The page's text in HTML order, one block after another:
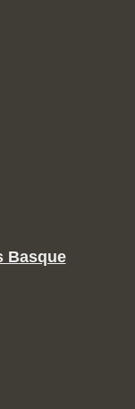
Basque